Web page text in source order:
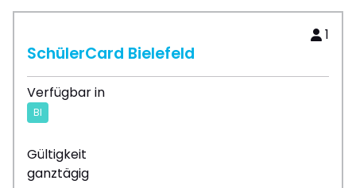
1
SchülerCard Bielefeld
Verfügbar in
BI
Gültigkeit
ganztägig